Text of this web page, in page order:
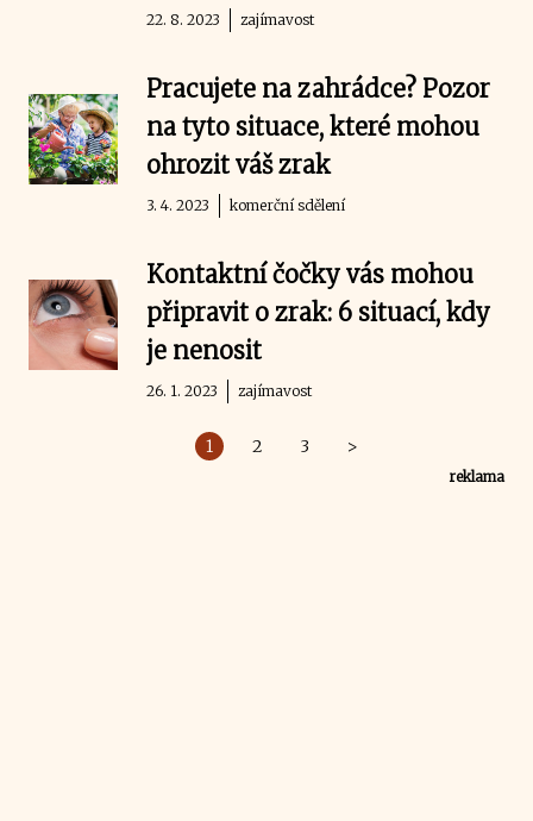
22. 8. 2023 zajímavost
Pracujete na zahrádce? Pozor
na tyto situace, které mohou
ohrozit váš zrak
3. 4. 2023 komerční sdělení
Kontaktní čočky vás mohou
připravit o zrak: 6 situací, kdy
je nenosit
26. 1. 2023 zajímavost
1 2 3 >
reklama